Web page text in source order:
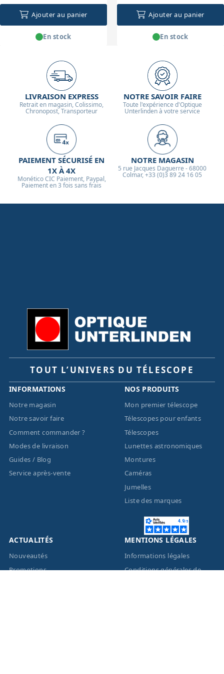
Ajouter au panier
En stock
Ajouter au panier
En stock
LIVRAISON EXPRESS
Retrait en magasin, Colissimo,
Chronopost, Transporteur
NOTRE SAVOIR FAIRE
Toute l'expérience d'Optique
Unterlinden à votre service
PAIEMENT SÉCURISÉ EN
1X À 4X
Monético CIC Paiement, Paypal,
Paiement en 3 fois sans frais
NOTRE MAGASIN
5 rue Jacques Daguerre - 68000
Colmar, +33 (0)3 89 24 16 05
TOUT L’UNIVERS DU TÉLESCOPE
INFORMATIONS
Notre magasin
Notre savoir faire
Comment commander ?
Modes de livraison
Guides / Blog
Service après-vente
NOS PRODUITS
Mon premier télescope
Télescopes pour enfants
Télescopes
Lunettes astronomiques
Montures
Caméras
Jumelles
Liste des marques
ACTUALITÉS
Nouveautés
Promotions
MENTIONS LÉGALES
Informations légales
Conditions générales de